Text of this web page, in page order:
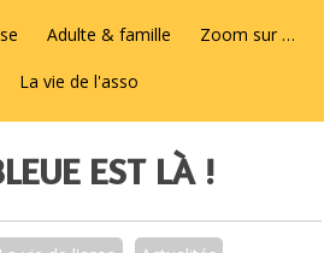
Adulte & famille Zoom sur …
La vie de l'asso
EST LÀ !